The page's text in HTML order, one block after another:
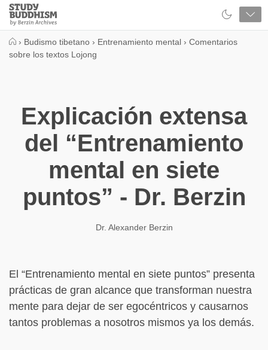
Close
Study
Buddhism
› Budismo tibetano › Entrenamiento mental › Comentarios
sobre los textos Lojong
Explicación extensa
del “Entrenamiento
mental en siete
puntos” - Dr. Berzin
Dr. Alexander Berzin
El “Entrenamiento mental en siete puntos” presenta
prácticas de gran alcance que transforman nuestra
mente para dejar de ser egocéntricos y causarnos
tantos problemas a nosotros mismos ya los demás.